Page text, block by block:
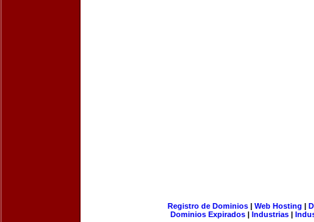
Registro de Dominios| Web Hosting |
Dominios Expirados | Industrias |